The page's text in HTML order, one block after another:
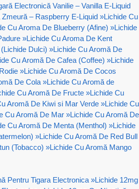
Electronică Vanilie – Vanilla E-Liquid
– Raspberry E-Liquid »Lichide Cu
Cu Aroma De Blueberry (Afine) »Lichide
»Lichide Cu Aroma De Kent
Dulci) »Lichide Cu Aromă De
Cu Aromă De Cafea (Coffee) »Lichide
»Lichide Cu Aromă De Cocos
De Cola »Lichide Cu Aromă de
Cu Aromă De Fructe »Lichide Cu
Aromă De Kiwi si Mar Verde »Lichide Cu
Cu Aromă De Mar »Lichide Cu Aromă De
Cu Aromă De Menta (Menthol) »Lichide
»Lichide Cu Aromă De Red Bull
(Tobacco) »Lichide Cu Aromă Mango
Pentru Tigara Electronica »Lichide 12mg